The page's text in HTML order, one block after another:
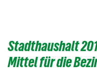
Stadthaushalt
Mittel für die